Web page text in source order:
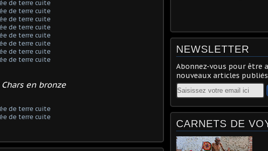
en bronze
NEWSLETTER
Abonnez-vous pour être
nouveaux articles
Email
CARNETS DE